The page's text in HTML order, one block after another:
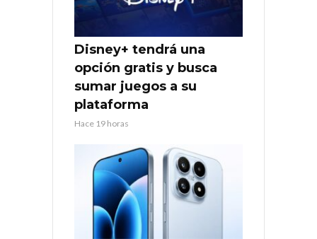
Disney+ tendrá una
opción gratis y busca
sumar juegos a su
plataforma
Hace 19 horas